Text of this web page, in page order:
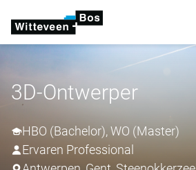
3D-Ontwerper
HBO (Bachelor), WO (Master)
Ervaren Professional